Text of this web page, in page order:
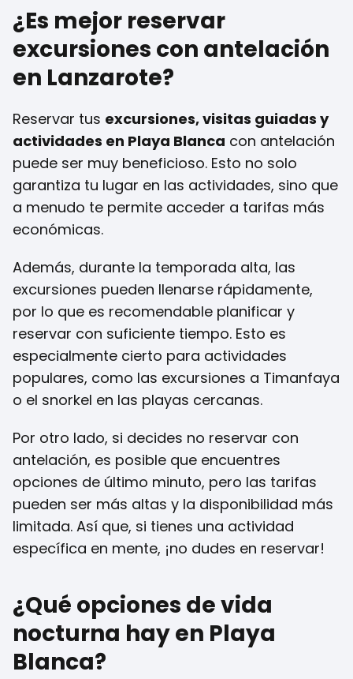
¿Es mejor reservar
excursiones con antelación
en Lanzarote?
Reservar tus excursiones, visitas guiadas y
actividades en Playa Blanca con antelación
puede ser muy beneficioso. Esto no solo
garantiza tu lugar en las actividades, sino que
a menudo te permite acceder a tarifas más
económicas.
Además, durante la temporada alta, las
excursiones pueden llenarse rápidamente,
por lo que es recomendable planificar y
reservar con suficiente tiempo. Esto es
especialmente cierto para actividades
populares, como las excursiones a Timanfaya
o el snorkel en las playas cercanas.
Por otro lado, si decides no reservar con
antelación, es posible que encuentres
opciones de último minuto, pero las tarifas
pueden ser más altas y la disponibilidad más
limitada. Así que, si tienes una actividad
específica en mente, ¡no dudes en reservar!
¿Qué opciones de vida
nocturna hay en Playa
Blanca?